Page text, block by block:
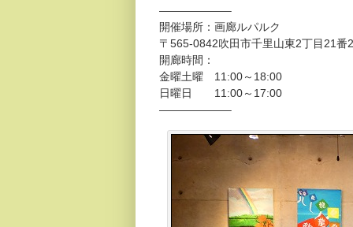
——————–
開催場所：画廊ルパルク
〒565-0842吹田市千里山東2丁目21番
開廊時間：
金曜土曜 11:00～18:00
日曜日 11:00～17:00
——————–